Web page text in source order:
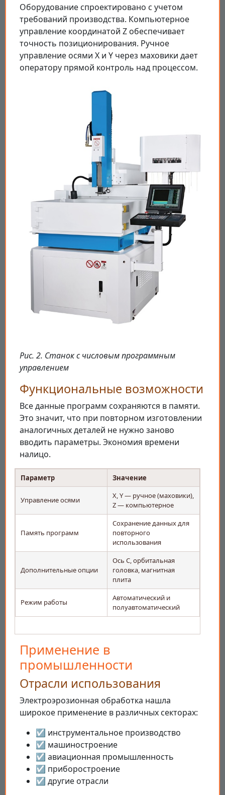
Оборудование спроектировано с учетом
требований производства. Компьютерное
управление координатой Z обеспечивает
точность позиционирования. Ручное
управление осями X и Y через маховики дает
оператору прямой контроль над процессом.
Рис. 2. Станок с числовым программным
управлением
Функциональные возможности
Все данные программ сохраняются в памяти.
Это значит, что при повторном изготовлении
аналогичных деталей не нужно заново
вводить параметры. Экономия времени
налицо.
Параметр Значение
Управление осями
X, Y — ручное (маховики),
Z — компьютерное
Память программ
Сохранение данных для
повторного
использования
Дополнительные опции
Ось С, орбитальная
головка, магнитная
плита
Режим работы
Автоматический и
полуавтоматический
Применение в
промышленности
Отрасли использования
Электроэрозионная обработка нашла
широкое применение в различных секторах:
☑️ инструментальное производство
☑️ машиностроение
☑️ авиационная промышленность
☑️ приборостроение
☑️ другие отрасли